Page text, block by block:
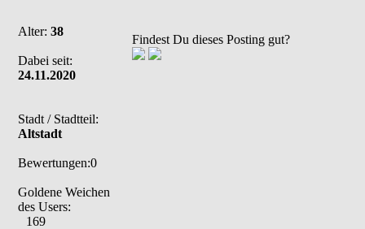
Alter: 38
Dabei seit:
24.11.2020
Stadt / Stadtteil:
Altstadt
Bewertungen:0
Goldene Weichen
des Users:
169
Findest Du dieses Posting gut?